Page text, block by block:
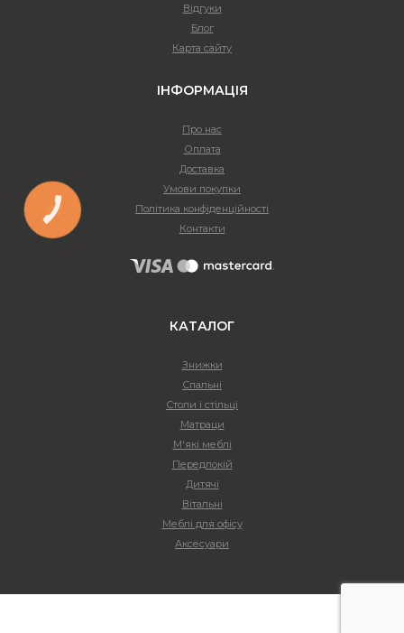
Відгуки
Блог
Карта сайту
ІНФОРМАЦІЯ
Про нас
Оплата
Доставка
Умови покупки
Політика конфіденційності
Контакти
КАТАЛОГ
Знижки
Спальні
Столи і стільці
Матраци
М'які меблі
Передпокій
Дитячі
Вітальні
Меблі для офісу
Аксесуари
КНОПКА
ЗВ'ЯЗКУ